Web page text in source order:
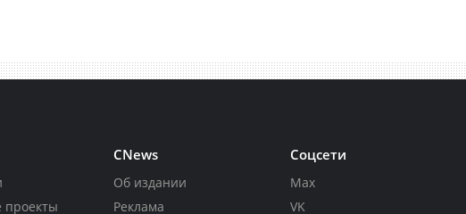
проекты
CNews
Об издании
Реклама
Соцсети
Max
VK